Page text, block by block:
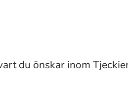
du önskar inom